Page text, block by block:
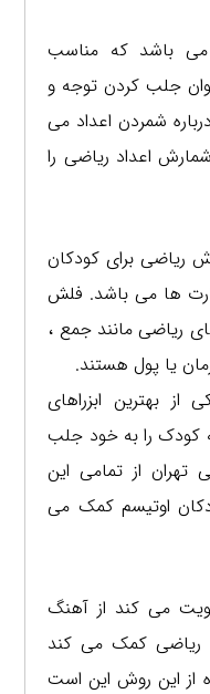
می باشد که مناسب
جلب کردن توجه و
شمردن اعداد می
اعداد ریاضی را
ریاضی برای کودکان
ها می باشد. فلش
ریاضی مانند جمع ،
یا پول هستند.
بهترین ابزراهای
کودک را به خود جلب
از تمامی این
اوتیسم کمک می
می کند از آهنگ
ریاضی کمک می کند
از این روش این است